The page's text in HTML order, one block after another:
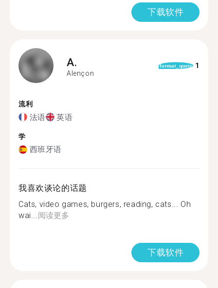
下载软件
A.
Alençon
format_quote 1
流利
法语 英语
学
西班牙语
我喜欢谈论的话题
Cats, video games, burgers, reading, cats... Oh
wai...阅读更多
下载软件